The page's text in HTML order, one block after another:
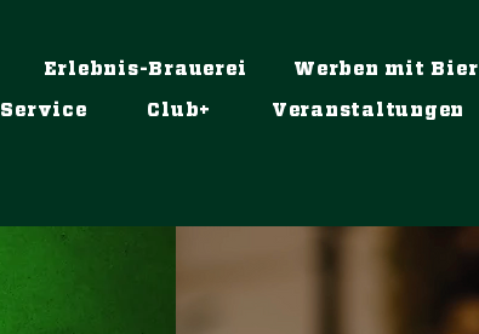
Erlebnis-Brauerei Werben mit Bier
Service Club+ Veranstaltungen